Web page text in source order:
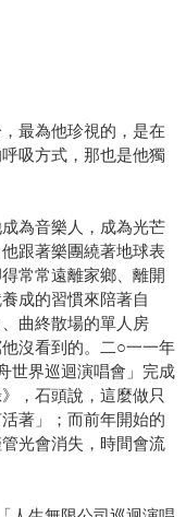
最為他珍視的，是在
吸方式，那也是他獨
為音樂人，成為光芒
跟著樂團繞著地球表
常常遠離家鄉、離開
成的習慣來陪著自
曲終散場的單人房
沒看到的。二○一一年
世界巡迴演唱會」完成
，石頭說，這麼做只
著」；而前年開始的
光會消失，時間會流